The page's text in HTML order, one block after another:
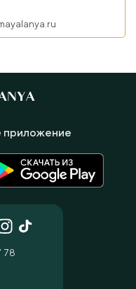
78
приложение